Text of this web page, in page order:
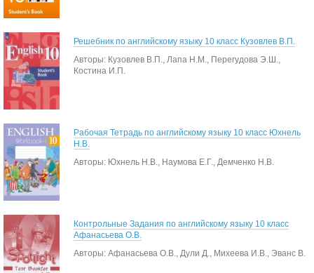
Решебник по английскому языку 10 класс Кузовлев В.П.
Авторы: Кузовлев В.П., Лапа Н.М., Перегудова Э.Ш.,
Костина И.П.
Рабочая Тетрадь по английскому языку 10 класс Юхнель
Н.В.
Авторы: Юхнель Н.В., Наумова Е.Г., Демченко Н.В.
Контрольные Задания по английскому языку 10 класс
Афанасьева О.В.
Авторы: Афанасьева О.В., Дули Д., Михеева И.В., Эванс В.